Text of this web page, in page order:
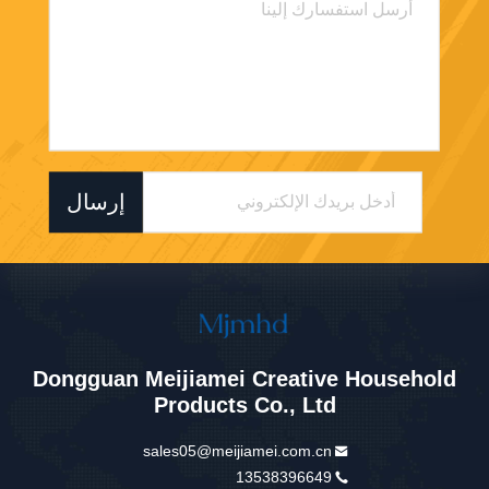
إرسال
Dongguan Meijiamei Creative Household
Products Co., Ltd
sales05@meijiamei.com.cn
13538396649